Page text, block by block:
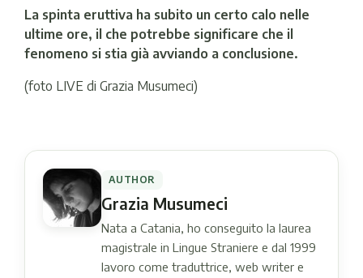
La spinta eruttiva ha subito un certo calo nelle
ultime ore, il che potrebbe significare che il
fenomeno si stia già avviando a conclusione.
(foto LIVE di Grazia Musumeci)
AUTHOR
Grazia Musumeci
Nata a Catania, ho conseguito la laurea
magistrale in Lingue Straniere e dal 1999
lavoro come traduttrice, web writer e